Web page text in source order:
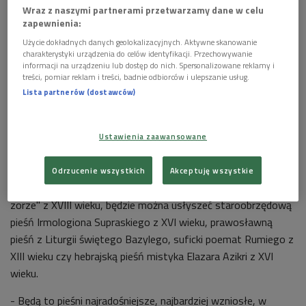
Na nowym albumie mają się znaleźć pieśni chwalebne
pochodzące z różnych tradycji religijnych. Obok katolickich
skarbów muzyki sakralnej, takich jak "Kiedy ranne wstają
zorze" z XVIII wieku, będzie można usłyszeć staroobrzędową
pieśń Irmologiona Supraskiego z XVI wieku, prawosławną
pieśń z Liturgii świętego Bazylego, suficki poemat Rumiego z
XIII wieku czy hebrajską pieśń mistyka Elazara Azikri z XVI
wieku.
- Będą to pieśni najradośniejsze, najbardziej wzniosłe, w
Wraz z naszymi partnerami przetwarzamy dane w celu
zapewnienia:
Użycie dokładnych danych geolokalizacyjnych. Aktywne skanowanie
charakterystyki urządzenia do celów identyfikacji. Przechowywanie
informacji na urządzeniu lub dostęp do nich. Spersonalizowane reklamy i
treści, pomiar reklam i treści, badnie odbiorców i ulepszanie usług.
Lista partnerów (dostawców)
Ustawienia zaawansowane
Odrzucenie wszystkich Akceptuję wszystkie